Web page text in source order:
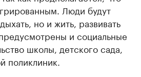
Люди будут
но и жить, развивать
и социальные
школы, детского сада,
поликлиник.